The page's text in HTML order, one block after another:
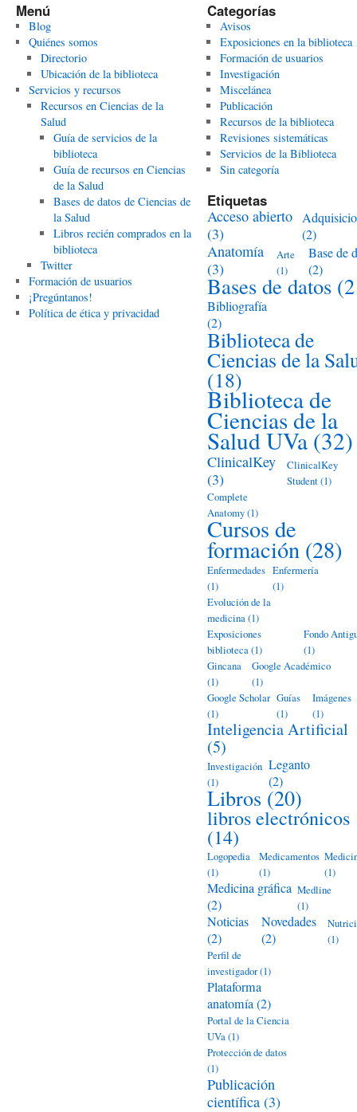
Menú
Blog
Quiénes somos
Directorio
Ubicación de la biblioteca
Servicios y recursos
Recursos en Ciencias de la
Salud
Guía de servicios de la
biblioteca
Guía de recursos en Ciencias
de la Salud
Bases de datos de Ciencias de
la Salud
Libros recién comprados en la
biblioteca
Twitter
Formación de usuarios
¡Pregúntanos!
Política de ética y privacidad
Categorías
Avisos
Exposiciones en la biblioteca
Formación de usuarios
Investigación
Miscelánea
Publicación
Recursos de la biblioteca
Revisiones sistemáticas
Servicios de la Biblioteca
Sin categoría
Etiquetas
Acceso abierto
(3)
(2)
Anatomía
(3)
Arte
(1)
Base de
(2)
Bases de datos
Bibliografía
(2)
Biblioteca de
Ciencias de la
(18)
Biblioteca de
Ciencias de la
Salud UVa (32)
ClinicalKey
(3)
ClinicalKey
Student(1)
Complete
Anatomy(1)
Cursos de
formación (28)
Enfermedades
(1)
Enfermería
(1)
Evolución de la
medicina(1)
Exposiciones
biblioteca(1)
Fondo
(1)
Gincana
(1)
Google Académico
(1)
Google Scholar
(1)
Guías
(1)
Imágenes
(1)
Inteligencia Artificial
(5)
Investigación
(1)
Leganto
(2)
Libros (20)
libros electrónicos
(14)
Logopedia
(1)
Medicamentos
(1)
(1)
Medicina gráfica
(2)
Medline
(1)
Noticias
(2)
Novedades
(2)
(1)
Perfil de
investigador(1)
Plataforma
anatomía(2)
Portal de la Ciencia
UVa(1)
Protección de datos
(1)
Publicación
científica (3)